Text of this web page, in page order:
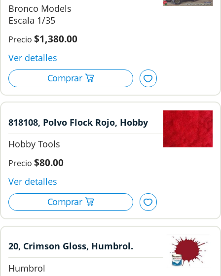
1/35, Bronco Models..
Bronco Models
1/35
$1,380.00
818108, Polvo Flock Rojo, Hobby
Tools.
Hobby Tools
$80.00
20, Crimson Gloss, Humbrol.
Humbrol